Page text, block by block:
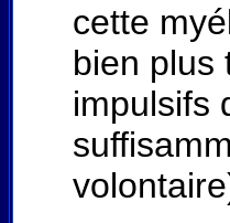
cette
bien plus
impulsifs